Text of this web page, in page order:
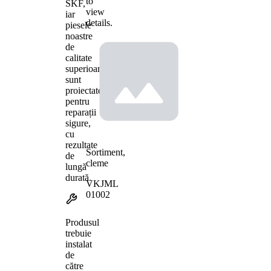
SKF,
iar
piesele
noastre
de
calitate
superioară
sunt
proiectate
pentru
reparații
sigure,
cu
rezultate
de
lungă
durată.
Produsul
trebuie
instalat
de
către
view
details.
Sortiment,
cleme
VKJML
01002